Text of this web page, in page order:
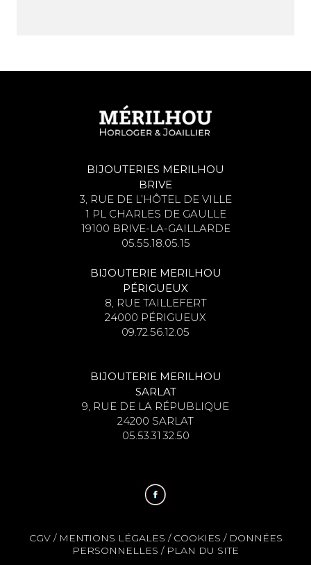
BIJOUTERIES MERILHOU
BRIVE
3, RUE DE L’HÔTEL DE VILLE
1 PL CHARLES DE GAULLE
19100 BRIVE-LA-GAILLARDE
05.55.18.05.15
BIJOUTERIE MERILHOU
PÉRIGUEUX
8, RUE TAILLEFERT
24000 PÉRIGUEUX
09.72.56.12.05
BIJOUTERIE MERILHOU
SARLAT
9, RUE DE LA RÉPUBLIQUE
24200 SARLAT
05.53.31.32.50
CGV/ MENTIONS LÉGALES / COOKIES / DONNÉES
PERSONNELLES / PLAN DU SITE